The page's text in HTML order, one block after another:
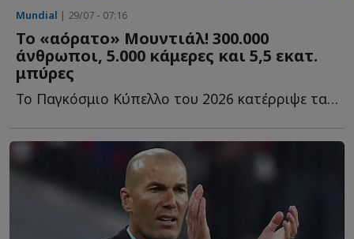
Mundial | 29/07 - 07:16
Το «αόρατο» Μουντιάλ! 300.000
άνθρωποι, 5.000 κάμερες και 5,5 εκατ.
μπύρες
Το Παγκόσμιο Κύπελλο του 2026 κατέρριψε τα όρια του ποδοσφαίρου κ...